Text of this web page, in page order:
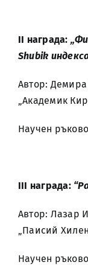
ІІ награда:
Shubik
Автор: Демира
„Академик
Научен
ІІI награда:
Автор: Лазар
„Паисий
Научен